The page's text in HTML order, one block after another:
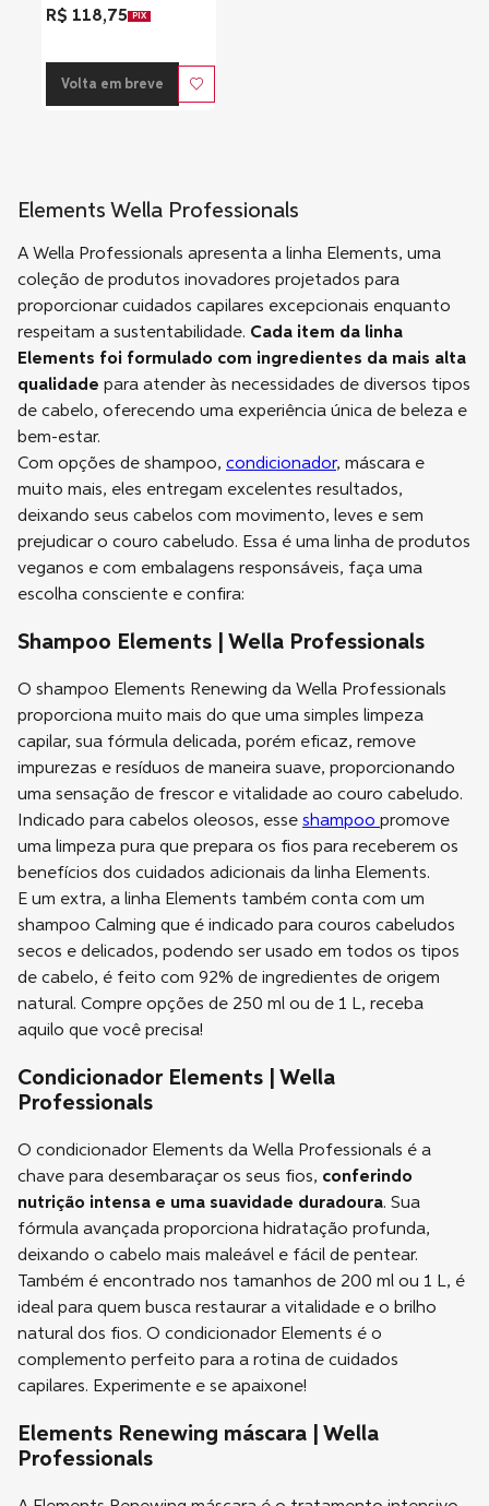
Shampoo
R$ 118,75 PIX
Volta em breve
Elements Wella Professionals
A Wella Professionals apresenta a linha Elements, uma
coleção de produtos inovadores projetados para
proporcionar cuidados capilares excepcionais enquanto
respeitam a sustentabilidade. Cada item da linha
Elements foi formulado com ingredientes da mais alta
qualidade para atender às necessidades de diversos tipos
de cabelo, oferecendo uma experiência única de beleza e
bem-estar.
Com opções de shampoo, condicionador, máscara e
muito mais, eles entregam excelentes resultados,
deixando seus cabelos com movimento, leves e sem
prejudicar o couro cabeludo. Essa é uma linha de produtos
veganos e com embalagens responsáveis, faça uma
escolha consciente e confira:
Shampoo Elements | Wella Professionals
O shampoo Elements Renewing da Wella Professionals
proporciona muito mais do que uma simples limpeza
capilar, sua fórmula delicada, porém eficaz, remove
impurezas e resíduos de maneira suave, proporcionando
uma sensação de frescor e vitalidade ao couro cabeludo.
Indicado para cabelos oleosos, esse shampoo promove
uma limpeza pura que prepara os fios para receberem os
benefícios dos cuidados adicionais da linha Elements.
E um extra, a linha Elements também conta com um
shampoo Calming que é indicado para couros cabeludos
secos e delicados, podendo ser usado em todos os tipos
de cabelo, é feito com 92% de ingredientes de origem
natural. Compre opções de 250 ml ou de 1 L, receba
aquilo que você precisa!
Condicionador Elements | Wella
Professionals
O condicionador Elements da Wella Professionals é a
chave para desembaraçar os seus fios, conferindo
nutrição intensa e uma suavidade duradoura. Sua
fórmula avançada proporciona hidratação profunda,
deixando o cabelo mais maleável e fácil de pentear.
Também é encontrado nos tamanhos de 200 ml ou 1 L, é
ideal para quem busca restaurar a vitalidade e o brilho
natural dos fios. O condicionador Elements é o
complemento perfeito para a rotina de cuidados
capilares. Experimente e se apaixone!
Elements Renewing máscara | Wella
Professionals